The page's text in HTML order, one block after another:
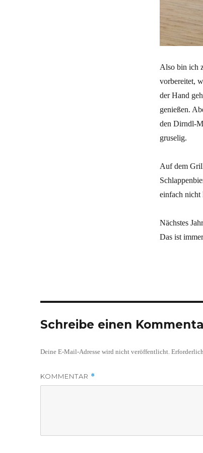
Also bin ich
vorbereitet,
der Hand
genießen.
den Dirndl-
gruselig.
Auf dem
einfach
Nächstes
Das ist
Schreibe einen
Deine E-Mail-Adresse wird nicht veröffentlicht.
KOMMENTAR *